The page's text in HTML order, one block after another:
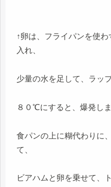
↑卵は、フライパンを使
入れ、
少量の水を足して、ラ
８０℃にすると、爆発し
食パンの上に糊代わりに
て、
ビアハムと卵を乗せて、